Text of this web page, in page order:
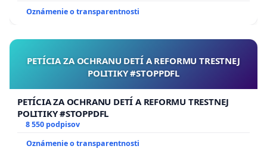
Oznámenie o transparentnosti
PETÍCIA ZA OCHRANU DETÍ A REFORMU TRESTNEJ
POLITIKY #STOPPDFL
PETÍCIA ZA OCHRANU DETÍ A REFORMU TRESTNEJ
POLITIKY #STOPPDFL
8 550 podpisov
Oznámenie o transparentnosti